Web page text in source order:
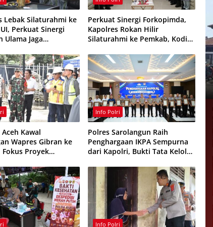
Lebak Silaturahmi ke
Perkuat Sinergi
Ulama Jaga
Perkuat Sinergi Forkopimda,
Kapolres Rokan Hilir
Silaturahmi ke Pemkab, Kodim
Kawal
Wapres Gibran ke
Fokus Proyek
Info Polri
Polres Sarolangun Raih
Penghargaan IKPA Sempurna
dari Kapolri, Bukti Tata Kelola
Info Polri